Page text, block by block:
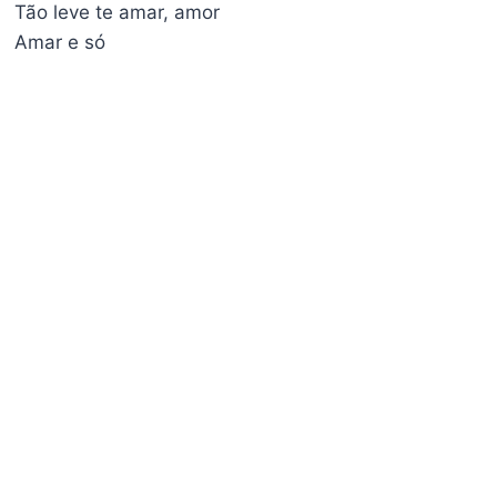
Tão leve te amar, amor
Amar e só